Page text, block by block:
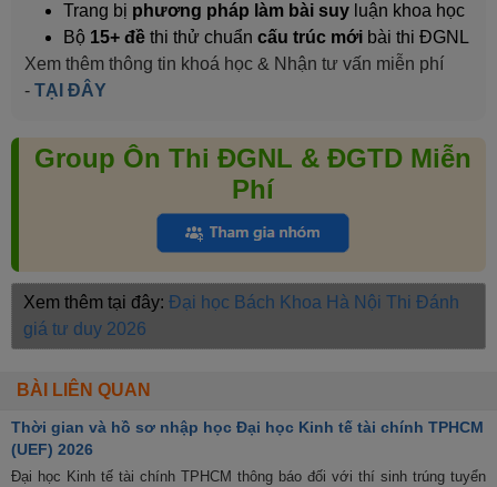
Trang bị phương pháp làm bài suy luận khoa học
Bộ 15+ đề thi thử chuẩn cấu trúc mới bài thi ĐGNL
Xem thêm thông tin khoá học & Nhận tư vấn miễn phí
- TẠI ĐÂY
Group Ôn Thi ĐGNL & ĐGTD Miễn
Phí
Xem thêm tại đây: Đại học Bách Khoa Hà Nội Thi Đánh
giá tư duy 2026
BÀI LIÊN QUAN
Thời gian và hồ sơ nhập học Đại học Kinh tế tài chính TPHCM
(UEF) 2026
Đại học Kinh tế tài chính TPHCM thông báo đối với thí sinh trúng tuyển